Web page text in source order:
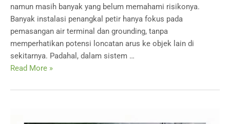
namun masih banyak yang belum memahami risikonya.
Banyak instalasi penangkal petir hanya fokus pada
pemasangan air terminal dan grounding, tanpa
memperhatikan potensi loncatan arus ke objek lain di
sekitarnya. Padahal, dalam sistem …
Side
Penangkal
Read More »